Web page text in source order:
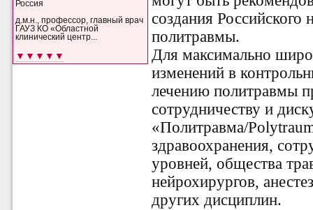
Россия
д.м.н., профессор, главный врач
ГАУЗ КО «Областной
клинический центр...
▼▼▼▼▼
создания Российского
политравмы.
Для максимально
изменений в
лечению политравмы
сотрудничеству и
«Политравма/
здравоохранения,
уровней, общества
нейрохирургов,
других дисциплин.